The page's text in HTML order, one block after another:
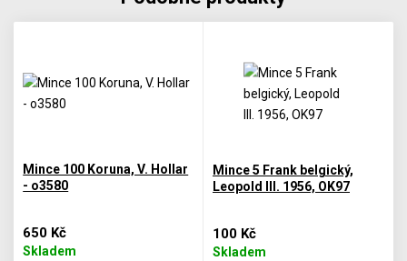
Mince 100 Koruna, V. Hollar
- o3580
650 Kč
Skladem
Mince 5 Frank belgický,
Leopold III. 1956, OK97
100 Kč
Skladem